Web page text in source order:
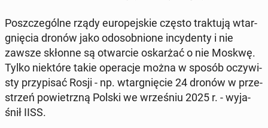
Po­szcze­gól­ne rządy eu­ro­pej­skie często trak­tu­ją wtar­
gnię­cia dronów jako od­osob­nio­ne in­cy­den­ty i nie
zawsze skłonne są otwar­cie oskar­żać o nie Moskwę.
Tylko nie­któ­re takie ope­ra­cje można w sposób oczy­wi­
sty przy­pi­sać Rosji - np. wtar­gnię­cie 24 dronów w prze­
strzeń po­wietrz­ną Polski we wrze­śniu 2025 r. - wy­ja­
śnił IISS.